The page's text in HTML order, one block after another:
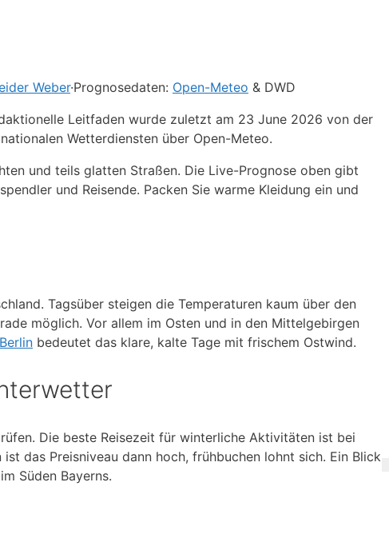
Weber·Prognosedaten: Open-Meteo & DWD
Leitfaden wurde zuletzt am 23 June 2026 von der
Wetterdiensten über Open-Meteo.
und teils glatten Straßen. Die Live-Prognose oben gibt
und Reisende. Packen Sie warme Kleidung ein und
Tagsüber steigen die Temperaturen kaum über den
möglich. Vor allem im Osten und in den Mittelgebirgen
bedeutet das klare, kalte Tage mit frischem Ostwind.
Die beste Reisezeit für winterliche Aktivitäten ist bei
das Preisniveau dann hoch, frühbuchen lohnt sich. Ein Blick
Süden Bayerns.